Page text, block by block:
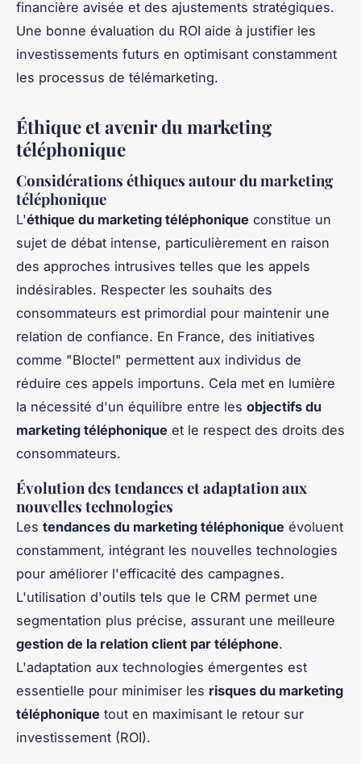
financière avisée et des ajustements stratégiques.
Une bonne évaluation du ROI aide à justifier les
investissements futurs en optimisant constamment
les processus de télémarketing.
Éthique et avenir du marketing
téléphonique
Considérations éthiques autour du marketing
téléphonique
L'éthique du marketing téléphonique constitue un
sujet de débat intense, particulièrement en raison
des approches intrusives telles que les appels
indésirables. Respecter les souhaits des
consommateurs est primordial pour maintenir une
relation de confiance. En France, des initiatives
comme "Bloctel" permettent aux individus de
réduire ces appels importuns. Cela met en lumière
la nécessité d'un équilibre entre les objectifs du
marketing téléphonique et le respect des droits des
consommateurs.
Évolution des tendances et adaptation aux
nouvelles technologies
Les tendances du marketing téléphonique évoluent
constamment, intégrant les nouvelles technologies
pour améliorer l'efficacité des campagnes.
L'utilisation d'outils tels que le CRM permet une
segmentation plus précise, assurant une meilleure
gestion de la relation client par téléphone.
L'adaptation aux technologies émergentes est
essentielle pour minimiser les risques du marketing
téléphonique tout en maximisant le retour sur
investissement (ROI).